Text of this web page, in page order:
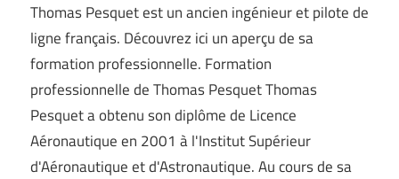
Thomas Pesquet est un ancien ingénieur et pilote de
ligne français. Découvrez ici un aperçu de sa
formation professionnelle. Formation
professionnelle de Thomas Pesquet Thomas
Pesquet a obtenu son diplôme de Licence
Aéronautique en 2001 à l'Institut Supérieur
d'Aéronautique et d'Astronautique. Au cours de sa